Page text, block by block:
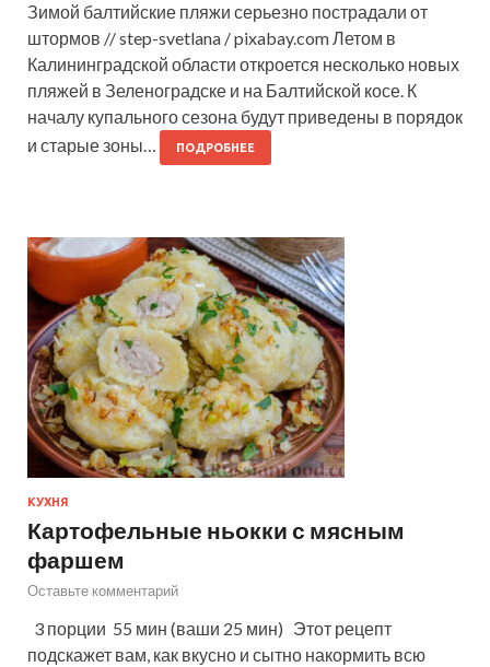
Зимой балтийские пляжи серьезно пострадали от
штормов // step-svetlana / pixabay.com Летом в
Калининградской области откроется несколько новых
пляжей в Зеленоградске и на Балтийской косе. К
началу купального сезона будут приведены в порядок
и старые зоны…
ПОДРОБНЕЕ
КУХНЯ
Картофельные ньокки с мясным
фаршем
Оставьте комментарий
3 порции 55 мин (ваши 25 мин) Этот рецепт
подскажет вам, как вкусно и сытно накормить всю